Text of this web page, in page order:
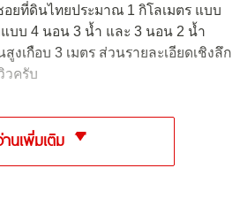
อยที่ดินไทยประมาณ 1 กิโลเมตร แบบ
บบ 4 นอน 3 น้ำ และ 3 นอน 2 น้ำ
งเกือบ 3 เมตร ส่วนรายละเอียดเชิงลึก
วครับ
นเพิ่มเติม